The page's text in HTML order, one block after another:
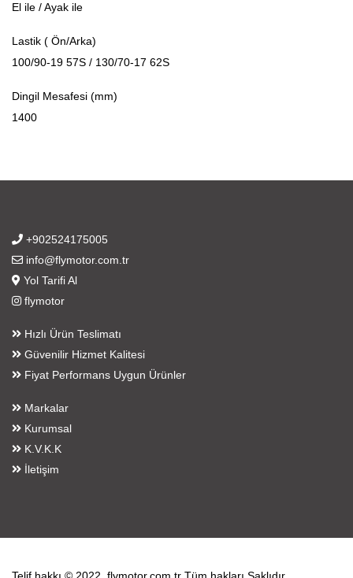
El ile / Ayak ile
Lastik ( Ön/Arka)
100/90-19 57S / 130/70-17 62S
Dingil Mesafesi (mm)
1400
+902524175005
info@flymotor.com.tr
Yol Tarifi Al
flymotor
Hızlı Ürün Teslimatı
Güvenilir Hizmet Kalitesi
Fiyat Performans Uygun Ürünler
Markalar
Kurumsal
K.V.K.K
İletişim